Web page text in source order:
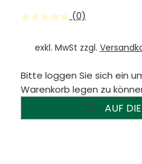
(0)
exkl. MwSt zzgl.
Bitte loggen Sie sich ein
Warenkorb legen zu
AUF